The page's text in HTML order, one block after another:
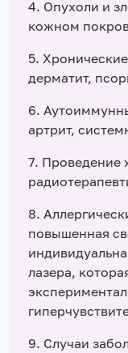
4. Опухоли и
кожном
5.
дерматит,
6.
артрит,
7. Проведение
8.
повышенная
лазера,
9. Случаи